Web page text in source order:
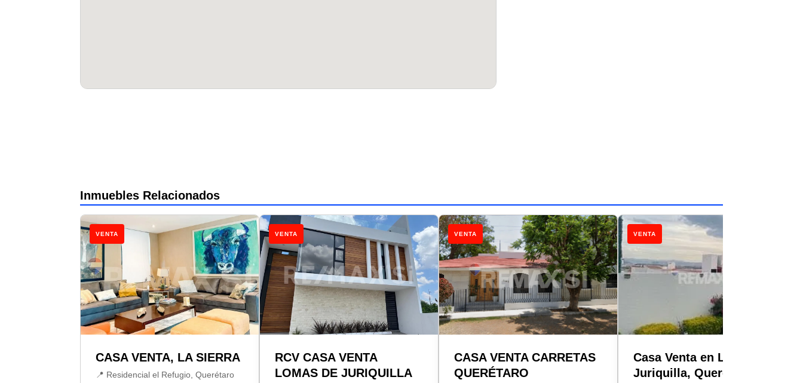
Inmuebles Relacionados
VENTA
CASA VENTA, LA SIERRA
📍 Residencial el Refugio, Querétaro
VENTA
RCV CASA VENTA
LOMAS DE JURIQUILLA
VENTA
CASA VENTA CARRETAS
QUERÉTARO
VENTA
Casa Venta en Lomas de
Juriquilla, Querétaro